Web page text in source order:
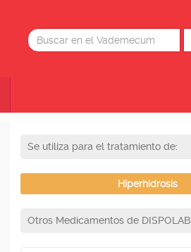
Se utiliza para el tratamiento de:
Hiperhidrosis
Otros Medicamentos de DISPOLAB